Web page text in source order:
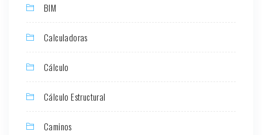
BIM
Calculadoras
Cálculo
Cálculo Estructural
Caminos